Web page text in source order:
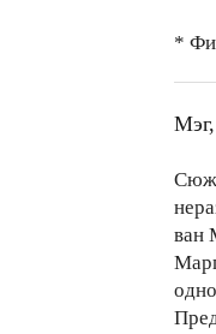
*
ван